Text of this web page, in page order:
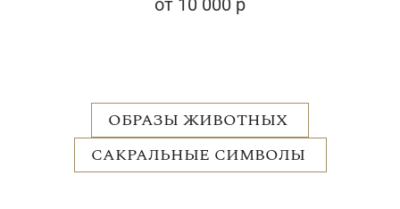
от 10 000 р
ОБРАЗЫ ЖИВОТНЫХ
САКРАЛЬНЫЕ СИМВОЛЫ